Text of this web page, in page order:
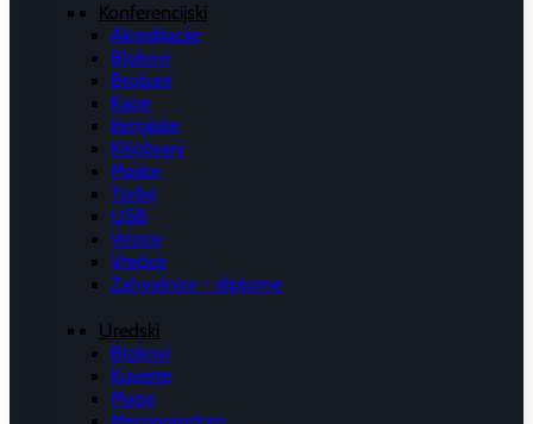
Konferencijski
Akreditacije
Blokovi
Brošure
Kape
Kemijske
Kišobrani
Majice
Torbe
USB
Vezice
Vrećice
Zahvalnice - diplome
Uredski
Blokovi
Kuverte
Mape